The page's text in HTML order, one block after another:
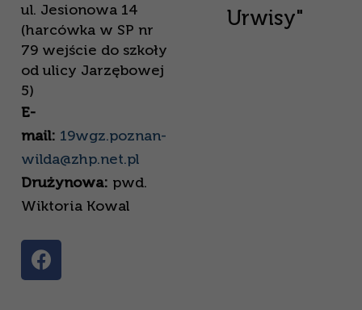
ul. Jesionowa 14
(harcówka w SP nr
79 wejście do szkoły
od ulicy Jarzębowej
5)
E-
mail: 19wgz.poznan-
wilda@zhp.net.pl
Drużynowa: pwd.
Wiktoria Kowal
Urwisy"